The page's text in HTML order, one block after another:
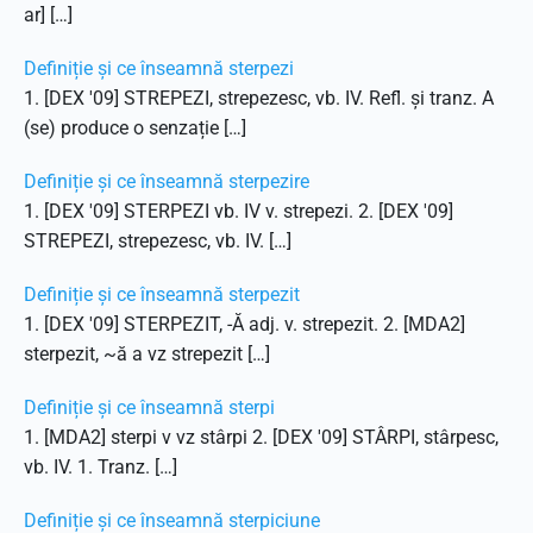
ar] […]
Definiție și ce înseamnă sterpezi
1. [DEX '09] STREPEZI, strepezesc, vb. IV. Refl. și tranz. A
(se) produce o senzație […]
Definiție și ce înseamnă sterpezire
1. [DEX '09] STERPEZI vb. IV v. strepezi. 2. [DEX '09]
STREPEZI, strepezesc, vb. IV. […]
Definiție și ce înseamnă sterpezit
1. [DEX '09] STERPEZIT, -Ă adj. v. strepezit. 2. [MDA2]
sterpezit, ~ă a vz strepezit […]
Definiție și ce înseamnă sterpi
1. [MDA2] sterpi v vz stârpi 2. [DEX '09] STÂRPI, stârpesc,
vb. IV. 1. Tranz. […]
Definiție și ce înseamnă sterpiciune